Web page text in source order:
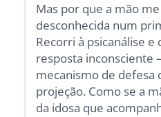
Mas por que a mão
desconhecida num
Recorri à psicanálise e
resposta inconsciente
mecanismo de defesa
projeção. Como se a
da idosa que